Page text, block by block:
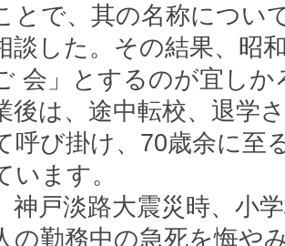
とで、其の名称につい
談した。その結果、昭
会」とするのが宜し
後は、途中転校、退学
呼び掛け、70歳余に至
います。
神戸淡路大震災時、小
の勤務中の急死を悔や